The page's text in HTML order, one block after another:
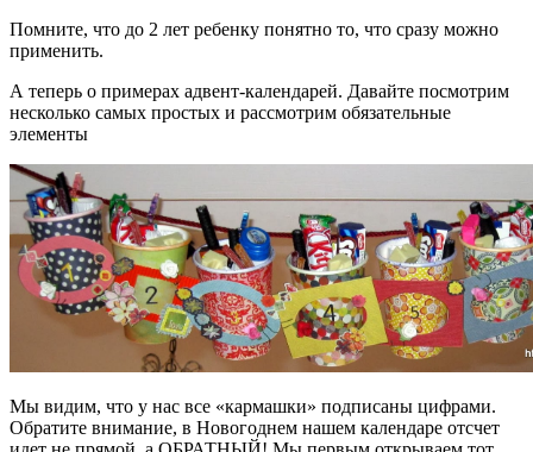
Помните, что до 2 лет ребенку понятно то, что сразу можно
применить.
А теперь о примерах адвент-календарей. Давайте посмотрим
несколько самых простых и рассмотрим обязательные
элементы
Мы видим, что у нас все «кармашки» подписаны цифрами.
Обратите внимание, в Новогоднем нашем календаре отсчет